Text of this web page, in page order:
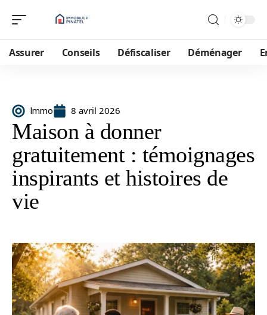
Assurer Conseils Défiscaliser Déménager
Immo 8 avril 2026
Maison à donner
gratuitement : témoignages
inspirants et histoires de
vie